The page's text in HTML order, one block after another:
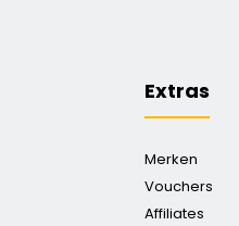
Extras
Merken
Vouchers
Affiliates